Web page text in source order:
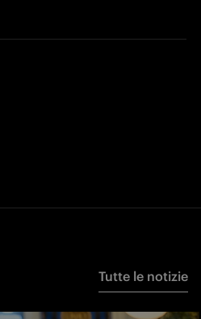
Tutte le notizie